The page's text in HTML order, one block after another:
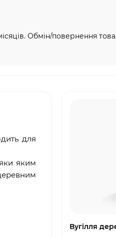
Обмін/повернення
для
яким
Вугілля